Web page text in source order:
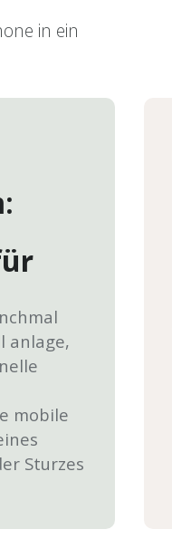
in ein
anlage,
mobile
Sturzes